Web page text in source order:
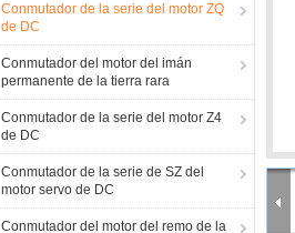
Conmutador de la serie del motor ZQ
de DC
Conmutador del motor del imán
permanente de la tierra rara
Conmutador de la serie del motor Z4
de DC
Conmutador de la serie de SZ del
motor servo de DC
Conmutador del motor del remo de la